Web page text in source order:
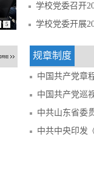
5
规章制度
中国共产党章
中国共产党巡
中共山东省委
中共中央印发